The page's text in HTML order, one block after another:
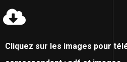
Cliquez sur les images pour